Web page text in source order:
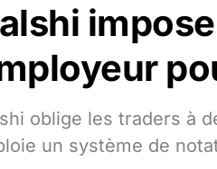
oblige les traders à
un système de